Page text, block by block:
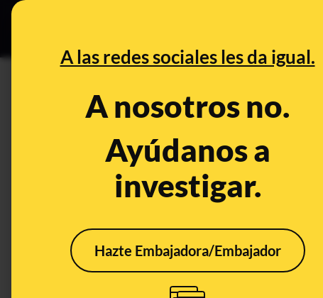
A las redes sociales les da igual.
A nosotros no.
Ayúdanos a
investigar.
Hazte Embajadora/Embajador
Las formas de pago
saber si estamos ante un
Oct